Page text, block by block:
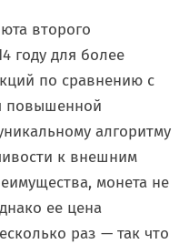
второго
году для более
по сравнению с
повышенной
алгоритму
к внешним
монета не
ее цена
раз — так что